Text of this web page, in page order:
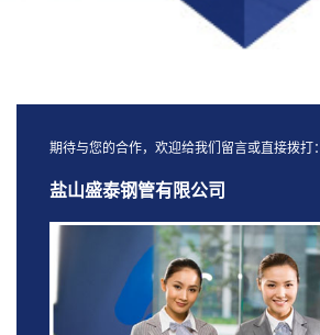
期待与您的合作，欢迎给我们留言或直接拨打：
盐山盛泰钢管有限公司